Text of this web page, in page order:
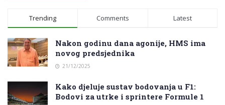
Trending Comments Latest
Nakon godinu dana agonije, HMS ima
novog predsjednika
21/12/2025
Kako djeluje sustav bodovanja u F1:
Bodovi za utrke i sprintere Formule 1